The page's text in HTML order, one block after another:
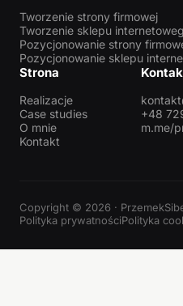
Tworzenie strony firmowej
Tworzenie sklepu
Pozycjonowanie strony
Pozycjonowanie sklepu
Strona
Realizacje
Case studies
O mnie
Kontakt
+48
m.me/
Copyright © 2026 ·
Polityka prywatnościPolityka